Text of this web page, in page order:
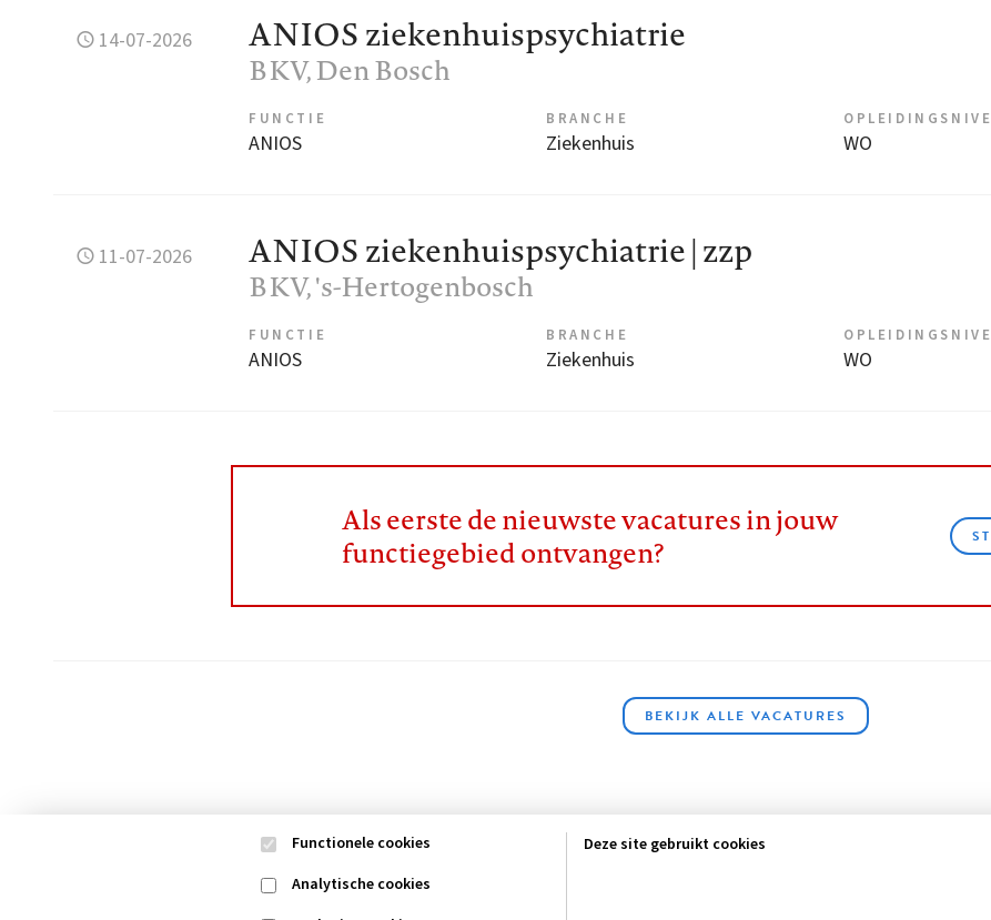
14-07-2026 ANIOS ziekenhuispsychiatrie
BKV, Den Bosch
FUNCTIE
ANIOS
BRANCHE
Ziekenhuis WO
11-07-2026 ANIOS ziekenhuispsychiatrie | zzp
BKV, 's-Hertogenbosch
FUNCTIE
ANIOS
BRANCHE
Ziekenhuis WO
Als eerste de nieuwste vacatures in jouw
functiegebied ontvangen?
BEKIJK ALLE VACATURES
Deze site gebruikt cookies
Functionele cookies
Analytische cookies